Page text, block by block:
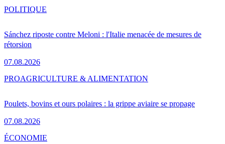
Sánchez riposte contre Meloni : l'Italie menacée de mesures de
rétorsion
07.08.2026
POLITIQUE
Poulets, bovins et ours polaires : la grippe aviaire se propage
07.08.2026
PROAGRICULTURE & ALIMENTATION
ÉCONOMIE